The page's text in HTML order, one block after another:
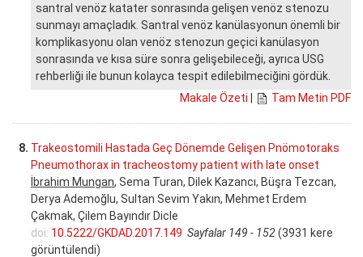
santral venöz katater sonrasında gelişen venöz stenozu
sunmayı amaçladık. Santral venöz kanülasyonun önemli bir
komplikasyonu olan venöz stenozun geçici kanülasyon
sonrasında ve kısa süre sonra gelişebileceği, ayrıca USG
rehberliği ile bunun kolayca tespit edilebilmeciğini gördük.
Makale Özeti | Tam Metin PDF
8. Trakeostomili Hastada Geç Dönemde Gelişen Pnömotoraks
Pneumothorax in tracheostomy patient with late onset
İbrahim Mungan, Sema Turan, Dilek Kazancı, Büşra Tezcan,
Derya Ademoğlu, Sultan Sevim Yakın, Mehmet Erdem
Çakmak, Çilem Bayındır Dicle
doi: 10.5222/GKDAD.2017.149 Sayfalar 149 - 152(3931 kere
görüntülendi)